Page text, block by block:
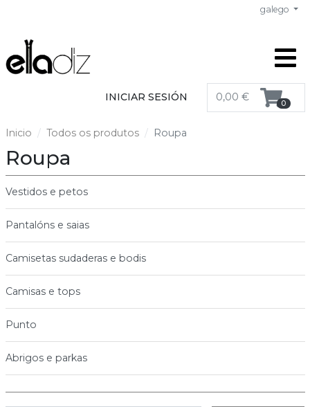
galego
INICIAR SESIÓN 0,00 € 0
Inicio Todos os produtos Roupa
Roupa
Vestidos e petos
Pantalóns e saias
Camisetas sudaderas e bodis
Camisas e tops
Punto
Abrigos e parkas